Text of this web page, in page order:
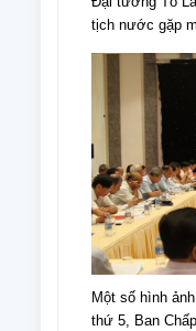
tịch nước gặp
Ngày NCT Việt
Một số hình
thứ 5, Ban